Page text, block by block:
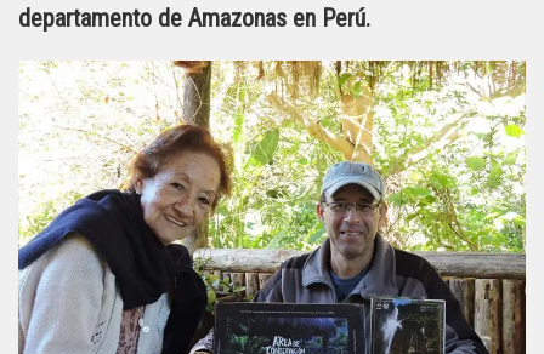
departamento de Amazonas en Perú.